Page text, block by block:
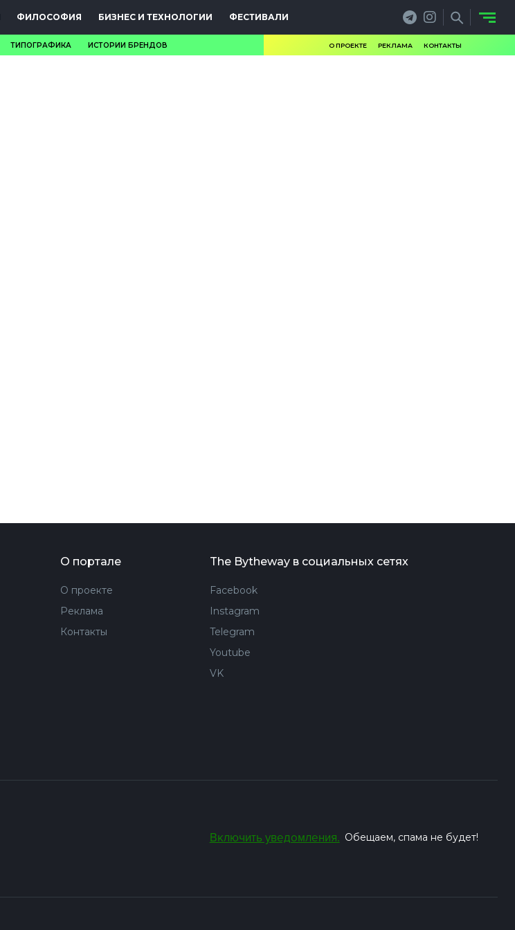
ФИЛОСОФИЯ БИЗНЕС И ТЕХНОЛОГИИ ФЕСТИВАЛИ
ТИПОГРАФИКА ИСТОРИИ БРЕНДОВ О ПРОЕКТЕ РЕКЛАМА КОНТАКТЫ
О портале
О проекте
Реклама
Контакты
The Bytheway в социальных сетях
Facebook
Instagram
Telegram
Youtube
VK
Включить уведомления. Обещаем, спама не будет!